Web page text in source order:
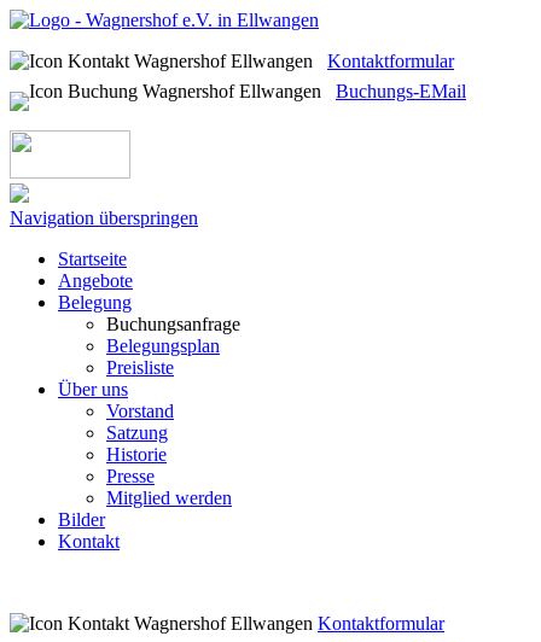
Kontaktformular
Buchungs-EMail
Navigation überspringen
Startseite
Angebote
Belegung
Buchungsanfrage
Belegungsplan
Preisliste
Über uns
Vorstand
Satzung
Historie
Presse
Mitglied werden
Bilder
Kontakt
Kontaktformular